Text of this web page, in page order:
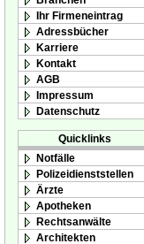
Ihr Firmeneintrag
Adressbücher
Karriere
Kontakt
AGB
Impressum
Datenschutz
Quicklinks
Notfälle
Polizeidienststellen
Ärzte
Apotheken
Rechtsanwälte
Architekten